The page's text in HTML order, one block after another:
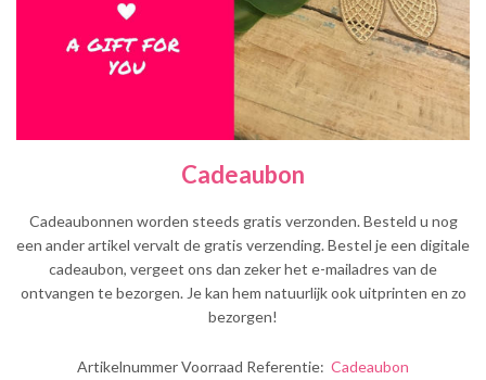
Cadeaubon
Cadeaubonnen worden steeds gratis verzonden. Besteld u nog
een ander artikel vervalt de gratis verzending. Bestel je een digitale
cadeaubon, vergeet ons dan zeker het e-mailadres van de
ontvangen te bezorgen. Je kan hem natuurlijk ook uitprinten en zo
bezorgen!
Artikelnummer Voorraad Referentie: Cadeaubon